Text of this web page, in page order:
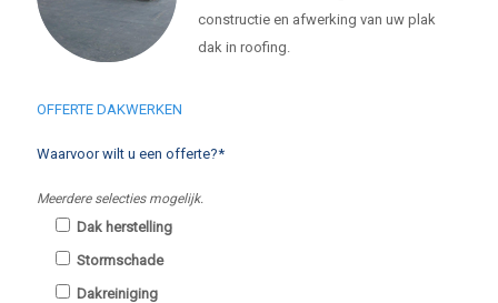
constructie en afwerking van uw plak
dak in roofing.
OFFERTE DAKWERKEN
Waarvoor wilt u een offerte?*
Meerdere selecties mogelijk.
Dak herstelling
Stormschade
Dakreiniging